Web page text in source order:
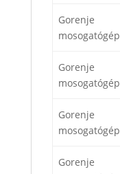
Gorenje
mosogatógép
Gorenje
mosogatógép
Gorenje
mosogatógép
Gorenje